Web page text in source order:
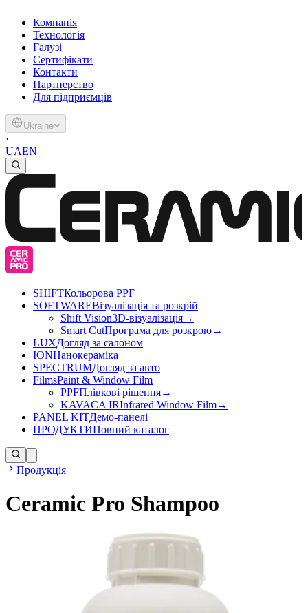
Компанія
Технологія
Галузі
Сертифікати
Контакти
Партнерство
Для підприємців
Ukraine
·
UAEN
SHIFTКольорова PPF
SOFTWAREВізуалізація та розкрій
Shift Vision3D-візуалізація→
Smart CutПрограма для розкрою→
LUXДогляд за салоном
IONНанокераміка
SPECTRUMДогляд за авто
FilmsPaint & Window Film
PPFПлівкові рішення→
KAVACA IRInfrared Window Film→
PANEL KITДемо-панелі
ПРОДУКТИПовний каталог
Продукція
Ceramic Pro Shampoo